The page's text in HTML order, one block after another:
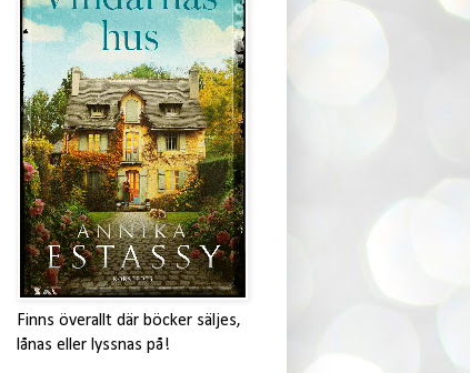
Finns överallt där böcker säljes,
lånas eller lyssnas på!